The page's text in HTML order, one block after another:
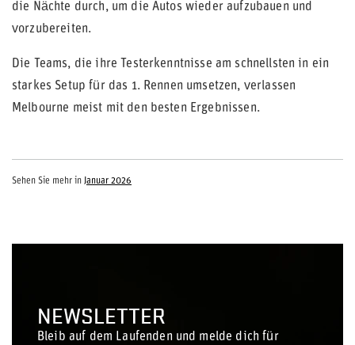
die Nächte durch, um die Autos wieder aufzubauen und
vorzubereiten.
Die Teams, die ihre Testerkenntnisse am schnellsten in ein
starkes Setup für das 1. Rennen umsetzen, verlassen
Melbourne meist mit den besten Ergebnissen.
Sehen Sie mehr in Januar 2026
NEWSLETTER
Bleib auf dem Laufenden und melde dich für